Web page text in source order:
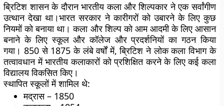
ब्रिटिश शासन के दौरान भारतीय कला और शिल्पकार ने एक सर्वांगीण
उत्थान देखा था।भारत सरकार ने कारीगरों को उबारने के लिए कुछ
नियमों को बनाया था। कला और शिल्प को आम आदमी के लिए आसान
बनाने के लिए स्कूल और कॉलेज और प्रदर्शनियों का गठन किया
गया। 850 से 1875 के लंबे वर्षों में, ब्रिटिश ने लोक कला विभाग के
तत्वावधान में भारतीय कलाकारों को प्रशिक्षित करने के लिए कई कला
विद्यालय विकसित किए।
स्थापित स्कूलों में शामिल थे:
मद्रास – 1850